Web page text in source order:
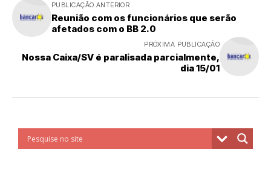
PUBLICAÇÃO ANTERIOR
Reunião com os funcionários que serão
afetados com o BB 2.0
PRÓXIMA PUBLICAÇÃO
Nossa Caixa/SV é paralisada parcialmente,
dia 15/01